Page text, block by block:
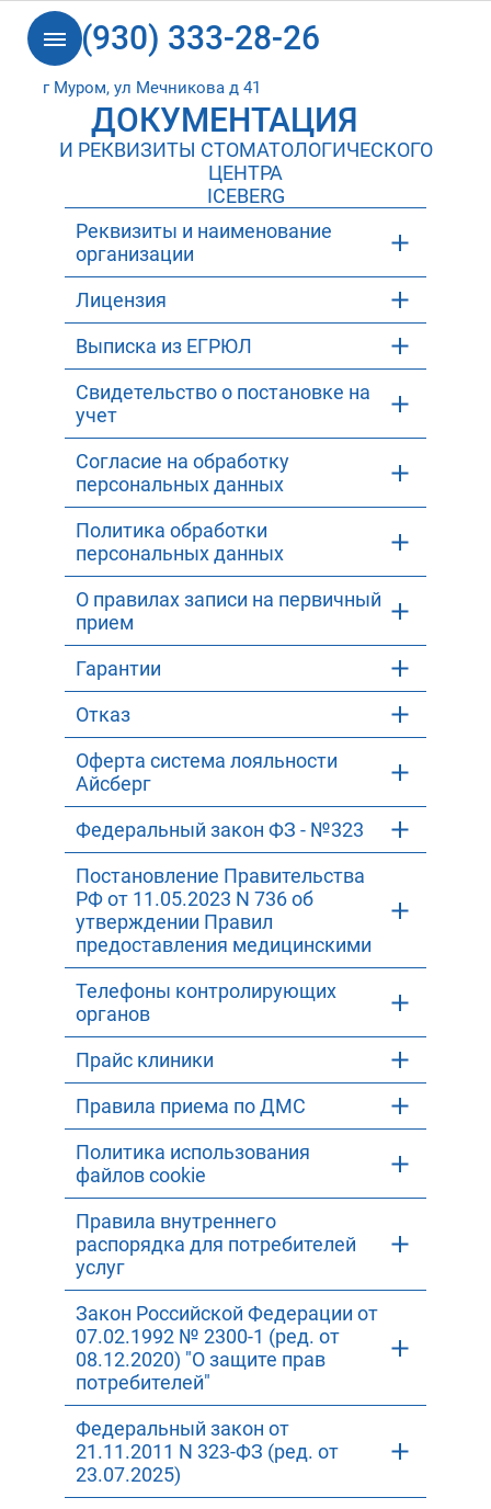
8 (930) 333-28-26
г Муром, ул Мечникова д 41
ДОКУМЕНТАЦИЯ
И РЕКВИЗИТЫ СТОМАТОЛОГИЧЕСКОГО
ЦЕНТРА
ICEBERG
Реквизиты и наименование
организации
Лицензия
Выписка из ЕГРЮЛ
Свидетельство о постановке на
учет
Согласие на обработку
персональных данных
Политика обработки
персональных данных
О правилах записи на первичный
прием
Гарантии
Отказ
Оферта система лояльности
Айсберг
Федеральный закон ФЗ - №323
Постановление Правительства
РФ от 11.05.2023 N 736 об
утверждении Правил
предоставления медицинскими
Телефоны контролирующих
органов
Прайс клиники
Правила приема по ДМС
Политика использования
файлов cookie
Правила внутреннего
распорядка для потребителей
услуг
Закон Российской Федерации от
07.02.1992 № 2300-1 (ред. от
08.12.2020) "О защите прав
потребителей"
Федеральный закон от
21.11.2011 N 323-ФЗ (ред. от
23.07.2025)